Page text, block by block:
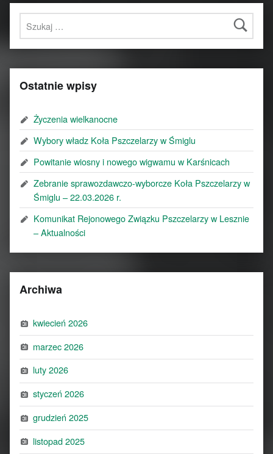
Szukaj:
Ostatnie wpisy
Życzenia wielkanocne
Wybory władz Koła Pszczelarzy w Śmiglu
Powitanie wiosny i nowego wigwamu w Karśnicach
Zebranie sprawozdawczo-wyborcze Koła Pszczelarzy w
Śmiglu – 22.03.2026 r.
Komunikat Rejonowego Związku Pszczelarzy w Lesznie
– Aktualności
Archiwa
kwiecień 2026
marzec 2026
luty 2026
styczeń 2026
grudzień 2025
listopad 2025